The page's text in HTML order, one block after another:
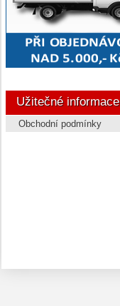
Užitečné informace
Obchodní podmínky